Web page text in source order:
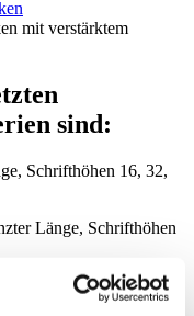
mit verstärktem
sind:
Schrifthöhen 16, 32,
Länge, Schrifthöhen
10,8 cm und ein